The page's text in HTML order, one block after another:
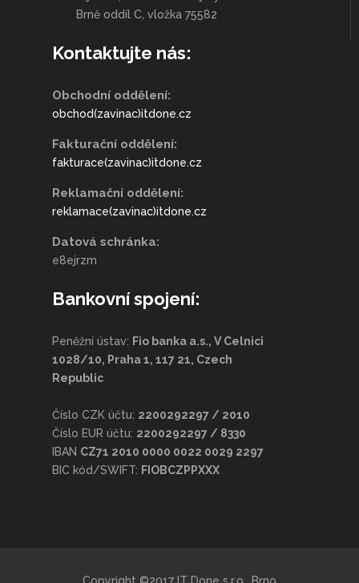
Brně oddíl C, vložka 75582
Kontaktujte nás:
Obchodní oddělení:
obchod(zavinac)itdone.cz
Fakturační oddělení:
fakturace(zavinac)itdone.cz
Reklamační oddělení:
reklamace(zavinac)itdone.cz
Datová schránka:
e8ejrzm
Bankovní spojení:
Peněžní ústav: Fio banka a.s., V Celnici
1028/10, Praha 1, 117 21, Czech
Republic
Číslo CZK účtu: 2200292297 / 2010
Číslo EUR účtu: 2200292297 / 8330
IBAN CZ71 2010 0000 0022 0029 2297
BIC kód/SWIFT: FIOBCZPPXXX
Copyright ©2017 IT Done s.r.o., Brno